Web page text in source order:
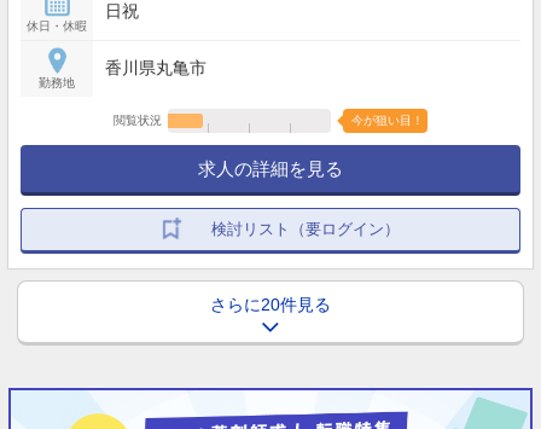
休日・休暇
日祝
勤務地
香川県丸亀市
閲覧状況 今が狙い目！
求人の詳細を見る
検討リスト（要ログイン）
さらに20件見る